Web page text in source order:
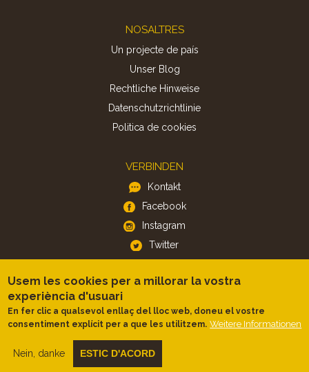
NOSALTRES
Un projecte de país
Unser Blog
Rechtliche Hinweise
Datenschutzrichtlinie
Politica de cookies
VERBINDEN
Kontakt
Facebook
Instagram
Twitter
APP
Android
Usem les cookies per a millorar la vostra
experiència d'usuari
En fer clic a qualsevol enllaç del lloc web, doneu el vostre
consentiment explícit per a que les utilitzem. Weitere Informationen
Nein, danke ESTIC D'ACORD